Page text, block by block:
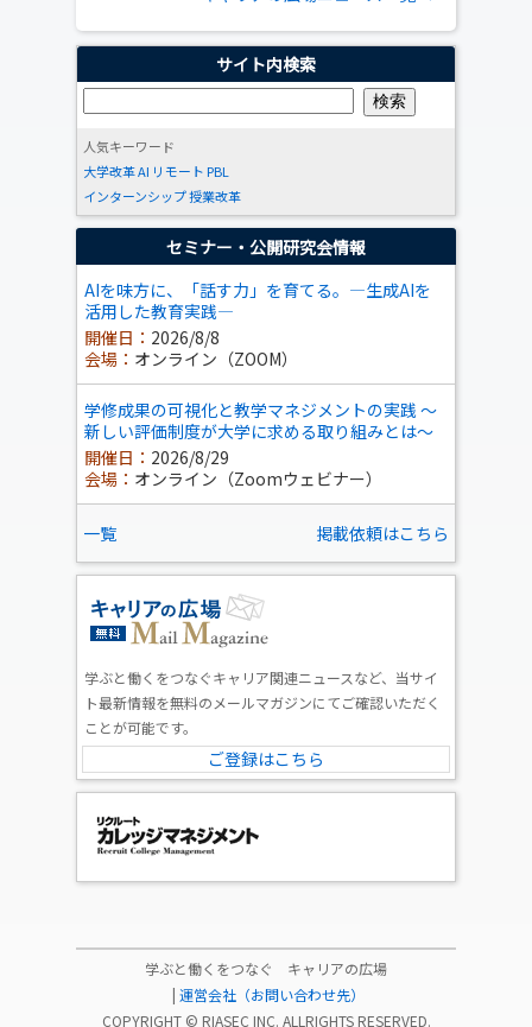
サイト内検索
人気キーワード
大学改革AI リモート PBL
インターンシップ授業改革
セミナー・公開研究会情報
AIを味方に、「話す力」を育てる。―生成AIを
活用した教育実践―
開催日： 2026/8/8
会場： オンライン（ZOOM）
学修成果の可視化と教学マネジメントの実践 ～
新しい評価制度が大学に求める取り組みとは～
開催日： 2026/8/29
会場： オンライン（Zoomウェビナー）
一覧 掲載依頼はこちら
学ぶと働くをつなぐキャリア関連ニュースなど、当サイ
ト最新情報を無料のメールマガジンにてご確認いただく
ことが可能です。
ご登録はこちら
学ぶと働くをつなぐ キャリアの広場
| 運営会社（お問い合わせ先）
COPYRIGHT © RIASEC INC. ALLRIGHTS RESERVED.